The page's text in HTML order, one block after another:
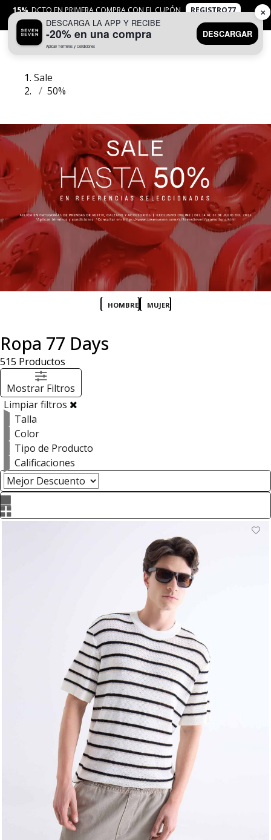
15% DCTO EN PRIMERA COMPRA CON EL CUPÓN
REGISTRO77
APLICANTYC
Sale
50%
HOMBRE MUJER
Ropa 77 Days
515 Productos
Mostrar Filtros
Limpiar filtros
Talla
Color
Tipo de Producto
Calificaciones
DESCARGA LA APP Y RECIBE
-20% en una compra
Aplican Términos y Condiciones
DESCARGAR
✕